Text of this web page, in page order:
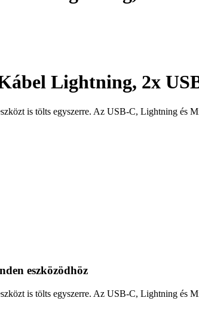
Lightning, 2x
is tölts egyszerre. Az USB-C, Lightning és
eszközödhöz
is tölts egyszerre. Az USB-C, Lightning és